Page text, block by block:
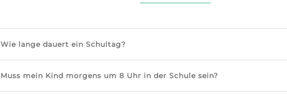
Wie lange dauert ein Schultag?
Muss mein Kind morgens um 8 Uhr in der Schule sein?